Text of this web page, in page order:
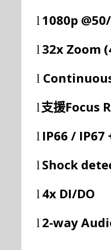
l 1080p
l 32x Zoom
l
l支援Focus
l IP66 / IP67
l Shock
l 4x DI/DO
l 2-way